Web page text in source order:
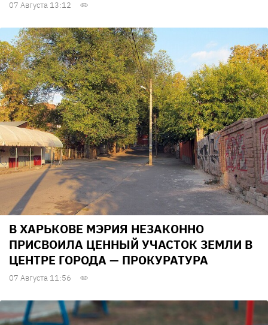
07 Августа 13:12
В ХАРЬКОВЕ МЭРИЯ НЕЗАКОННО
ПРИСВОИЛА ЦЕННЫЙ УЧАСТОК ЗЕМЛИ В
ЦЕНТРЕ ГОРОДА — ПРОКУРАТУРА
07 Августа 11:56